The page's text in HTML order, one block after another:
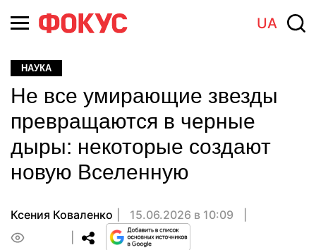
UA
НАУКА
Не все умирающие звезды
превращаются в черные
дыры: некоторые создают
новую Вселенную
Ксения Коваленко
15.06.2026 в 10:09